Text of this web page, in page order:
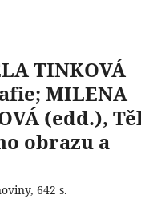
TINKOVÁ
MILENA
(edd.),
obrazu a
642 s.